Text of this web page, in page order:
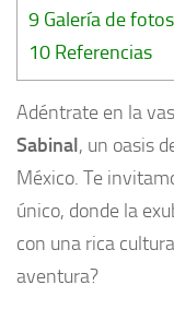
9 Galería de fotos
10 Referencias
Adéntrate en la
Sabinal, un oasis
México. Te
único, donde la
con una rica
aventura?